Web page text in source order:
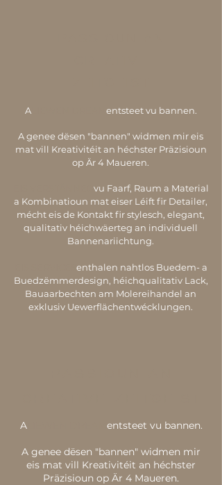
ALIEWEN DREAM entsteet vu bannen.
A genee dësen "bannen" widmen mir eis
mat vill Kreativitéit an héchster Präzisioun
op Är 4 Maueren.
vu Faarf, Raum a Material
a Kombinatioun mat eiser Léift fir Detailer,
mécht eis de Kontakt fir stylesch, elegant,
qualitativ héichwäerteg an individuell
Bannenariichtung.
enthalen nahtlos Buedem- a
Buedzëmmerdesign, héichqualitativ Lack,
Bauaarbechten am Molereihandel an
exklusiv Uewerflächentwécklungen.
ALIEWEN DREAM entsteet vu bannen.
A genee dësen "bannen" widmen mir
eis mat vill Kreativitéit an héchster
Präzisioun op Är 4 Maueren.